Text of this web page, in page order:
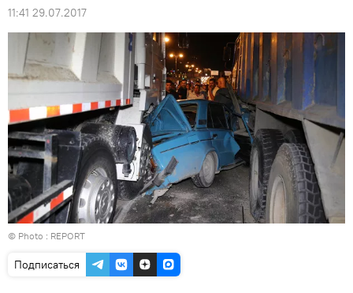
11:41 29.07.2017
© Photo : REPORT
Подписаться